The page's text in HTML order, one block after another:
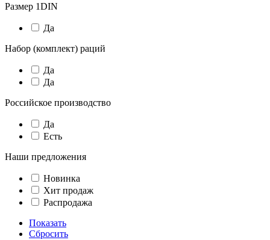
Размер 1DIN
Да
Набор (комплект) раций
Да
Да
Российское производство
Да
Есть
Наши предложения
Новинка
Хит продаж
Распродажа
Показать
Сбросить